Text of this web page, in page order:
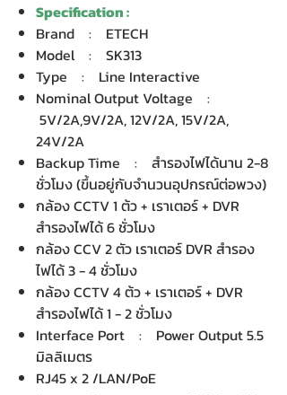
Specification :
Brand : ETECH
Model : SK313
Type : Line Interactive
Nominal Output Voltage :
5V/2A,9V/2A, 12V/2A, 15V/2A,
24V/2A
Backup Time : สำรองไฟได้นาน 2-8
ชั่วโมง (ขึ้นอยู่กับจำนวนอุปกรณ์ต่อพวง)
กล้อง CCTV 1 ต้ว + เราเตอร์ + DVR
สำรองไฟได้ 6 ชั่วโมง
กล้อง CCV 2 ตัว เราเตอร์ DVR สำรอง
ไฟได้ 3 - 4 ชั่วโมง
กล้อง CCTV 4 ต้ว + เราเตอร์ + DVR
สำรองไฟได้ 1 - 2 ชั่วโมง
Interface Port : Power Output 5.5
มิลลิเมตร
RJ45 x 2 /LAN/PoE